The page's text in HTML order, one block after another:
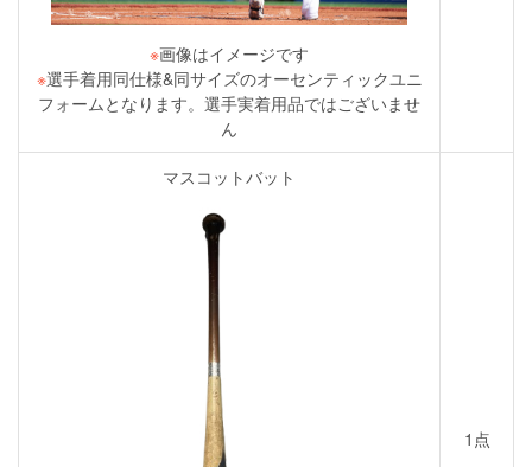
※画像はイメージです
※選手着用同仕様&同サイズのオーセンティックユニ
フォームとなります。選手実着用品ではございませ
ん
マスコットバット
1点